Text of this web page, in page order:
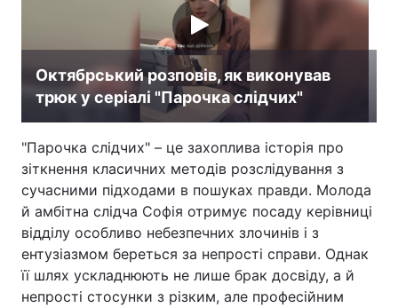
Октябрський розповів, як виконував
трюк у серіалі "Парочка слідчих"
"Парочка слідчих" – це захоплива історія про
зіткнення класичних методів розслідування з
сучасними підходами в пошуках правди. Молода
й амбітна слідча Софія отримує посаду керівниці
відділу особливо небезпечних злочинів і з
ентузіазмом береться за непрості справи. Однак
її шлях ускладнюють не лише брак досвіду, а й
непрості стосунки з різким, але професійним